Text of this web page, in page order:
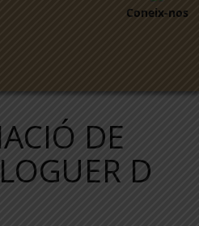
Coneix-nos
DE
D